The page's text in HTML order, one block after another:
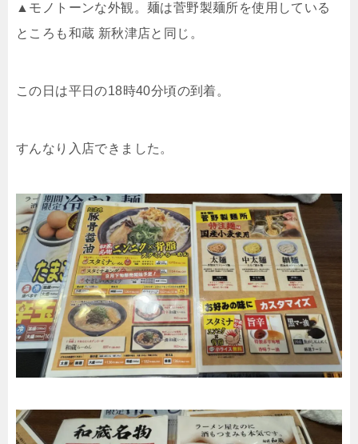
▲モノトーンな外観。麺は菅野製麺所を使用している
ところも和蔵 新秋津店と同じ。
この日は平日の18時40分頃の到着。
すんなり入店できました。